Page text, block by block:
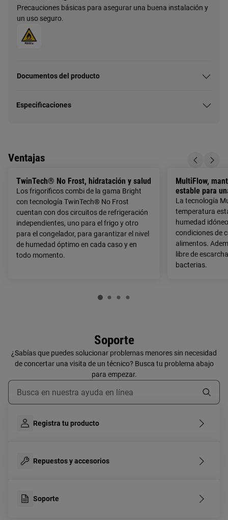
Precauciones básicas para asegurar una buena instalación y
un uso seguro.
Documentos del producto
Especificaciones
Ventajas
TwinTech® No Frost, hidratación y salud
Los frigoríficos combi de la gama Bright
con tecnología TwinTech® No Frost
cuentan con dos circuitos de refrigeración
independientes, uno para el frigo y otro
para el congelador, para garantizar el nivel
de humedad óptimo en cada caso y en
todo momento.
MultiFlow,
estable para
La tecnología
temperatura
humedad
condiciones de
alimentos.
libre de
bacterias.
Soporte
¿Sabías que puedes solucionar problemas menores sin necesidad
de concertar una visita de un técnico? Busca tu problema abajo
para empezar.
Escribe para buscar un artículo de soporte
Registra tu producto
Repuestos y accesorios
Soporte